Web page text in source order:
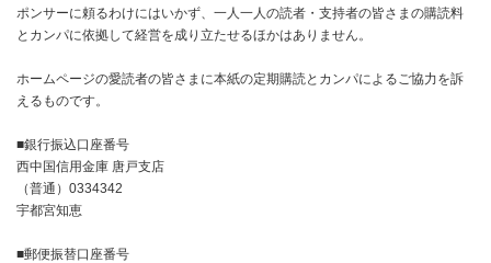
ポンサーに頼るわけにはいかず、一人一人の読者・支持者の皆さまの購読料
とカンパに依拠して経営を成り立たせるほかはありません。
ホームページの愛読者の皆さまに本紙の定期購読とカンパによるご協力を訴
えるものです。
■銀行振込口座番号
西中国信用金庫 唐戸支店
（普通）0334342
宇都宮知恵
■郵便振替口座番号